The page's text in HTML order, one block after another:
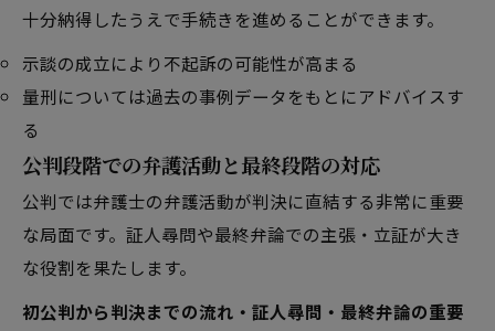
十分納得したうえで手続きを進めることができます。
示談の成立により不起訴の可能性が高まる
量刑については過去の事例データをもとにアドバイスす
る
公判段階での弁護活動と最終段階の対応
公判では弁護士の弁護活動が判決に直結する非常に重要
な局面です。証人尋問や最終弁論での主張・立証が大き
な役割を果たします。
初公判から判決までの流れ・証人尋問・最終弁論の重要